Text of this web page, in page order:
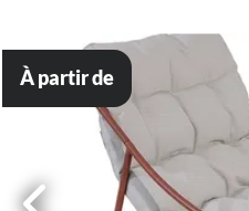
À partir de